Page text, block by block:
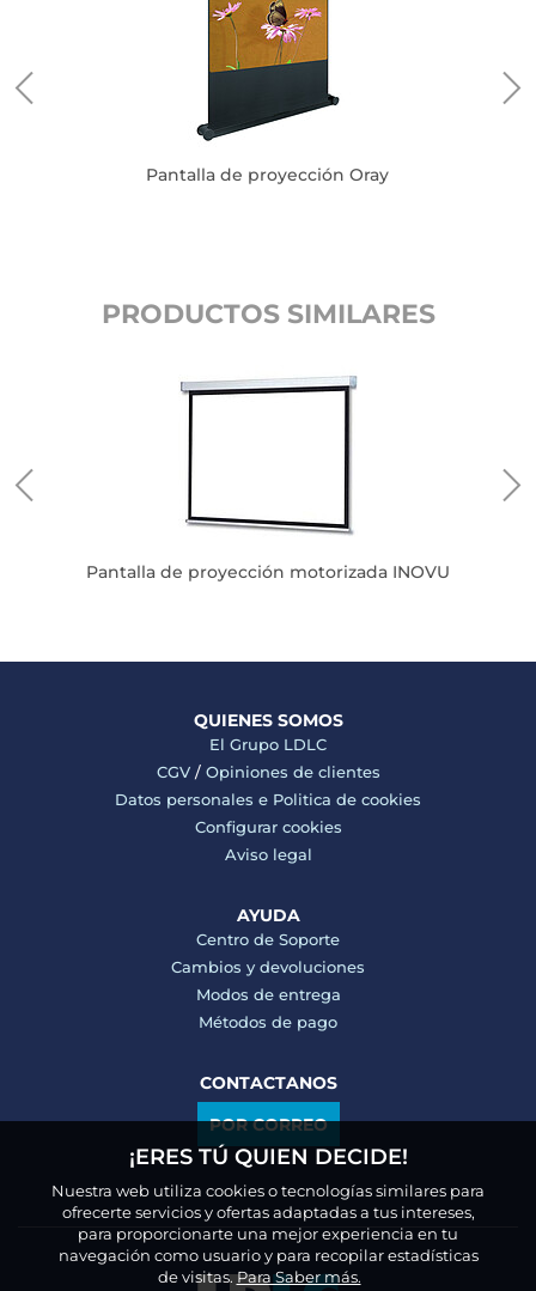
Pantalla de proyección Oray
PRODUCTOS SIMILARES
Pantalla de proyección motorizada INOVU
QUIENES SOMOS
El Grupo LDLC
CGV/ Opiniones de clientes
Datos personales e Politica de cookies
Configurar cookies
Aviso legal
AYUDA
Centro de Soporte
Cambios y devoluciones
Modos de entrega
Métodos de pago
CONTACTANOS
POR CORREO
¡ERES TÚ QUIEN DECIDE!
Nuestra web utiliza cookies o tecnologías similares para
ofrecerte servicios y ofertas adaptadas a tus intereses,
para proporcionarte una mejor experiencia en tu
navegación como usuario y para recopilar estadísticas
de visitas.Para Saber más.